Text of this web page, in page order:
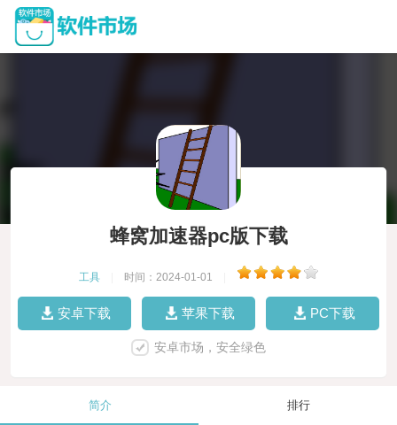
蜂窝加速器pc版下载
工具 时间：2024-01-01
安卓下载 苹果下载 PC下载
安卓市场，安全绿色
简介 排行